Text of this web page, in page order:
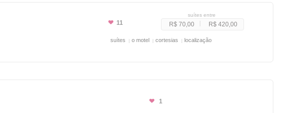
11
suítes entre
R$ 70,00 R$ 420,00
suítes o motel cortesias localização
1